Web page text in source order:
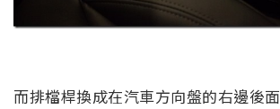
而排檔桿換成在汽車方向盤的右邊後面